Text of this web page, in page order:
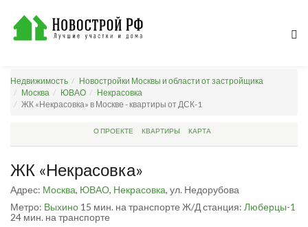
Недвижимость
Новостройки Москвы и области от застройщика
Москва
ЮВАО
Некрасовка
ЖК «Некрасовка» в Москве - квартиры от ДСК-1
О ПРОЕКТЕ КВАРТИРЫ КАРТА
ЖК «Некрасовка»
Адрес: Москва, ЮВАО, Некрасовка, ул. Недорубова
Метро: Выхино 15 мин. на транспорте Ж/Д станция: Люберцы-1
24 мин. на транспорте